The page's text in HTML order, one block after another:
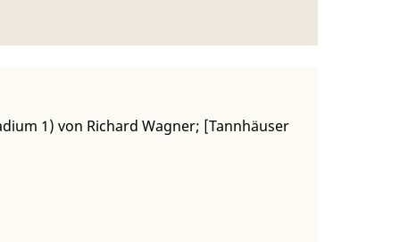
1) von Richard Wagner; [Tannhäuser